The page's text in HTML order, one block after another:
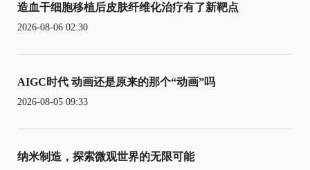
造血干细胞移植后皮肤纤维化治疗有了新靶点
2026-08-06 02:30
AIGC时代 动画还是原来的那个“动画”吗
2026-08-05 09:33
纳米制造，探索微观世界的无限可能